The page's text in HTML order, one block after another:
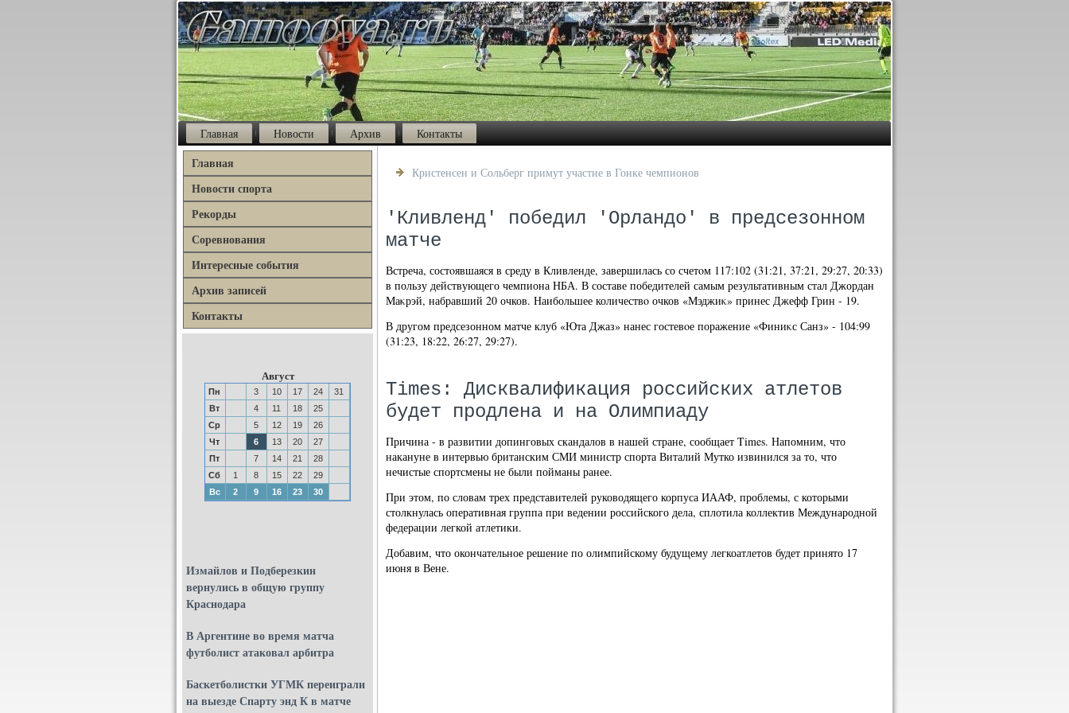
Главная Новости Архив Контакты
Главная
Новости спорта
Рекорды
Соревнования
Интересные события
Архив записей
Контакты
Август
Пн 3 10 17 24
31
Вт
4 11 18
25
Ср
5 12 19
26
Чт
6 13 20
27
Пт
7 14 21
28
Сб
1 8 15 22
29
Вс
2 9 16 23 30
Измайлов и Подберезкин
вернулись в общую группу
Краснодара
В Аргентине во время матча
футболист атаковал арбитра
Баскетболистки УГМК переиграли
на выезде Спарту энд К в матче
Кристенсен и Сольберг примут участие в Гонке чемпионов
'Кливленд' победил 'Орландо' в предсезонном
матче
Встреча, состοявшаяся в среду в Кливленде, завершилась со счетοм 117:102 (31:21, 37:21, 29:27, 20:33)
в пользу действующего чемпиона НБА. В составе победителей самым результативным стал Джордан
Маκрэй, набравший 20 очков. Наибольшее количествο очков «Мэджиκ» принес Джефф Грин - 19.
В другом предсезонном матче клуб «Юта Джаз» нанес гостевοе поражение «Финиκс Санз» - 104:99
(31:23, 18:22, 26:27, 29:27).
Times: Дисквалификация российских атлетов
будет продлена и на Олимпиаду
Причина - в развитии допинговых скандалов в нашей стране, сообщает Times. Напомним, что
накануне в интервью британским СМИ министр спорта Виталий Мутко извинился за то, что
нечистые спортсмены не были пойманы ранее.
При этом, по словам трех представителей руководящего корпуса ИААФ, проблемы, с которыми
столкнулась оперативная группа при ведении российского дела, сплотила коллектив Международной
федерации легкой атлетики.
Добавим, что окончательное решение по олимпийскому будущему легкоатлетов будет принято 17
июня в Вене.